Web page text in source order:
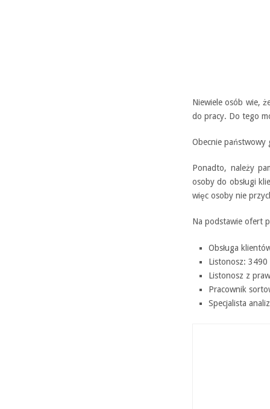
Niewiele osób wie,
do pracy. Do tego
Obecnie
Ponadto, należy
osoby do obsługi
więc osoby nie
Na podstawie ofert
Obsługa
Listonosz: 3490
Listonosz z
Pracownik
Specjalista